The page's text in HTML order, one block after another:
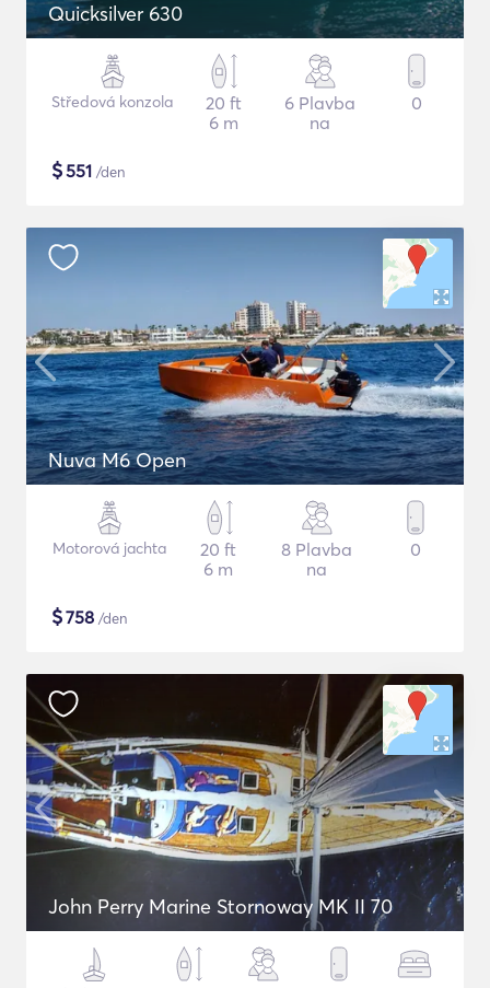
Quicksilver 630
Středová konzola
20 ft
6 m
6 Plavba
na
0
$551 /den
Nuva M6 Open
Motorová jachta
20 ft
6 m
8 Plavba
na
0
$758 /den
John Perry Marine Stornoway MK II 70